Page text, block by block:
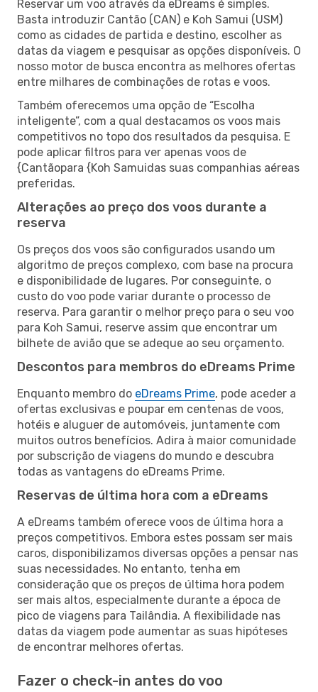
Reservar um voo através da eDreams é simples.
Basta introduzir Cantão (CAN) e Koh Samui (USM)
como as cidades de partida e destino, escolher as
datas da viagem e pesquisar as opções disponíveis. O
nosso motor de busca encontra as melhores ofertas
entre milhares de combinações de rotas e voos.
Também oferecemos uma opção de “Escolha
inteligente”, com a qual destacamos os voos mais
competitivos no topo dos resultados da pesquisa. E
pode aplicar filtros para ver apenas voos de
{Cantãopara {Koh Samuidas suas companhias aéreas
preferidas.
Alterações ao preço dos voos durante a
reserva
Os preços dos voos são configurados usando um
algoritmo de preços complexo, com base na procura
e disponibilidade de lugares. Por conseguinte, o
custo do voo pode variar durante o processo de
reserva. Para garantir o melhor preço para o seu voo
para Koh Samui, reserve assim que encontrar um
bilhete de avião que se adeque ao seu orçamento.
Descontos para membros do eDreams Prime
Enquanto membro do eDreams Prime, pode aceder a
ofertas exclusivas e poupar em centenas de voos,
hotéis e aluguer de automóveis, juntamente com
muitos outros benefícios. Adira à maior comunidade
por subscrição de viagens do mundo e descubra
todas as vantagens do eDreams Prime.
Reservas de última hora com a eDreams
A eDreams também oferece voos de última hora a
preços competitivos. Embora estes possam ser mais
caros, disponibilizamos diversas opções a pensar nas
suas necessidades. No entanto, tenha em
consideração que os preços de última hora podem
ser mais altos, especialmente durante a época de
pico de viagens para Tailândia. A flexibilidade nas
datas da viagem pode aumentar as suas hipóteses
de encontrar melhores ofertas.
Fazer o check-in antes do voo